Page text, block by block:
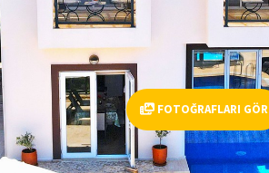
FOTOĞRAFLARI GÖR